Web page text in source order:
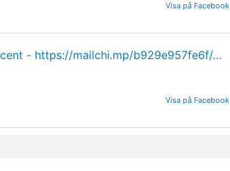
Visa på Facebook
- https://mailchi.mp/b929e957fe6f/…
Visa på Facebook